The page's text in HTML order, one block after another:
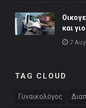
και
7
TAG CLOUD
Γυναικολόγος